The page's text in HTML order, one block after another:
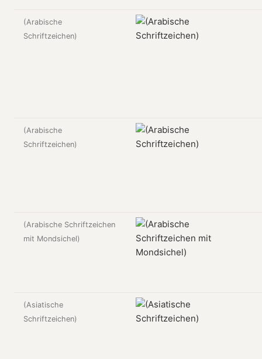
(Arabische
Schriftzeichen)
(Arabische
Schriftzeichen)
(Arabische Schriftzeichen
mit Mondsichel)
(Asiatische
Schriftzeichen)